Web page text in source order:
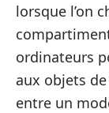
lorsque l’on
ordinateurs
aux objets
entre un